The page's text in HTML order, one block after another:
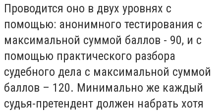
Проводится оно в двух уровнях с
помощью: анонимного тестирования с
максимальной суммой баллов - 90, и с
помощью практического разбора
судебного дела с максимальной суммой
баллов – 120. Минимально же каждый
судья-претендент должен набрать хотя